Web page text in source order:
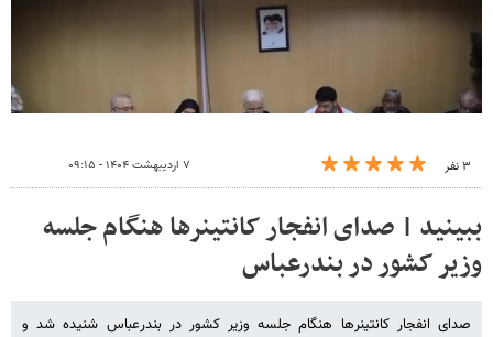
۳ نفر ۷ اردیبهشت ۱۴۰۴ - ۰۹:۱۵
ببینید | صدای انفجار کانتینرها هنگام جلسه
وزیر کشور در بندرعباس
صدای انفجار کانتینرها هنگام جلسه وزیر کشور در بندرعباس شنیده شد و